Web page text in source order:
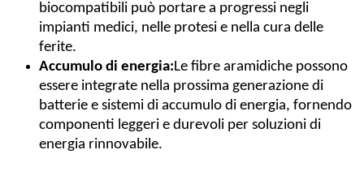
biocompatibili può portare a progressi negli
impianti medici, nelle protesi e nella cura delle
ferite.
Accumulo di energia:Le fibre aramidiche possono
essere integrate nella prossima generazione di
batterie e sistemi di accumulo di energia, fornendo
componenti leggeri e durevoli per soluzioni di
energia rinnovabile.